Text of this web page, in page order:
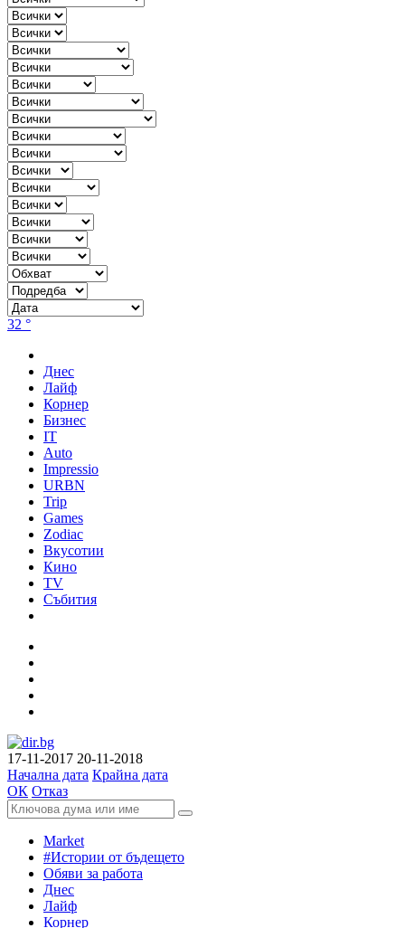
32 °
Днес
Лайф
Корнер
Бизнес
IT
Auto
Impressio
URBN
Trip
Games
Zodiac
Вкусотии
Кино
TV
Събития
17-11-2017 20-11-2018
Начална дата Крайна дата
ОК Отказ
Market
#Истории от бъдещето
Обяви за работа
Днес
Лайф
Корнер